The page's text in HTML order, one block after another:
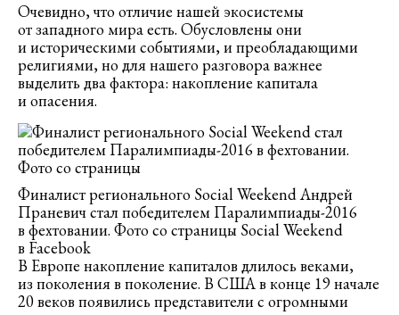
Очевидно, что отличие нашей экосистемы
от западного мира есть. Обусловлены они
и историческими событиями, и преобладающими
религиями, но для нашего разговора важнее
выделить два фактора: накопление капитала
и опасения.
Финалист регионального Social Weekend Андрей
Праневич стал победителем Паралимпиады-2016
в фехтовании. Фото со страницы Social Weekend
в Facebook
В Европе накопление капиталов длилось веками,
из поколения в поколение. В США в конце 19 начале
20 веков появились представители с огромными